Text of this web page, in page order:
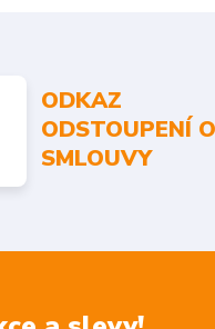
ODKAZ
ODSTOUPENÍ
SMLOUVY